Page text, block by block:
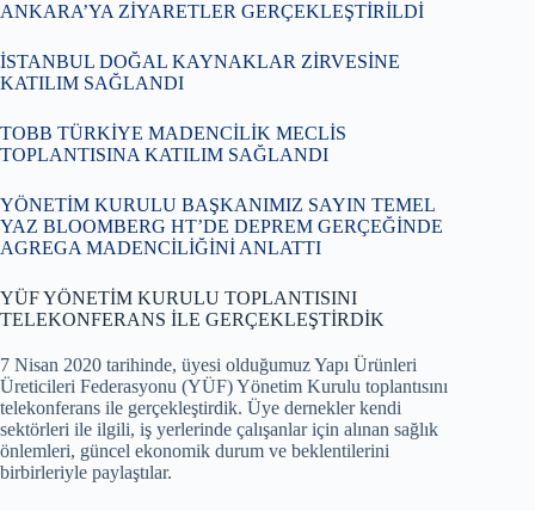
ANKARA’YA ZİYARETLER GERÇEKLEŞTİRİLDİ
İSTANBUL DOĞAL KAYNAKLAR ZİRVESİNE
KATILIM SAĞLANDI
TOBB TÜRKİYE MADENCİLİK MECLİS
TOPLANTISINA KATILIM SAĞLANDI
YÖNETİM KURULU BAŞKANIMIZ SAYIN TEMEL
YAZ BLOOMBERG HT’DE DEPREM GERÇEĞİNDE
AGREGA MADENCİLİĞİNİ ANLATTI
YÜF YÖNETİM KURULU TOPLANTISINI
TELEKONFERANS İLE GERÇEKLEŞTİRDİK
7 Nisan 2020 tarihinde, üyesi olduğumuz Yapı Ürünleri
Üreticileri Federasyonu (YÜF) Yönetim Kurulu toplantısını
telekonferans ile gerçekleştirdik. Üye dernekler kendi
sektörleri ile ilgili, iş yerlerinde çalışanlar için alınan sağlık
önlemleri, güncel ekonomik durum ve beklentilerini
birbirleriyle paylaştılar.